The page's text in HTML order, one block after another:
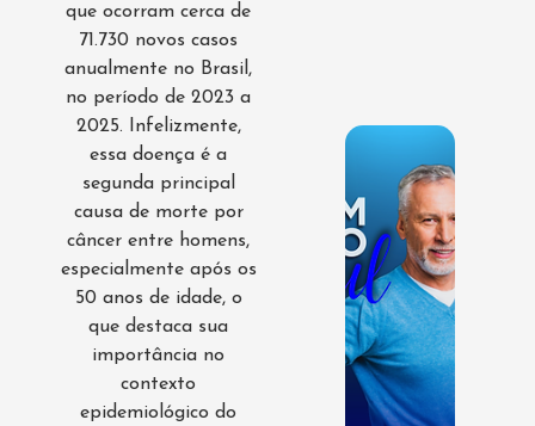
que ocorram cerca de
71.730 novos casos
anualmente no Brasil,
no período de 2023 a
2025. Infelizmente,
essa doença é a
segunda principal
causa de morte por
câncer entre homens,
especialmente após os
50 anos de idade, o
que destaca sua
importância no
contexto
epidemiológico do